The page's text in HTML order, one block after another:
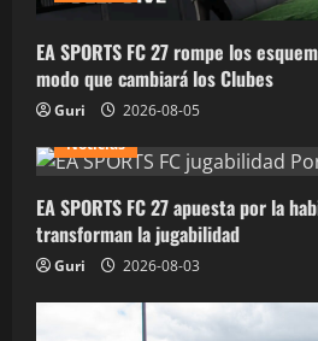
EA SPORTS FC 27 rompe los
modo que cambiará los Clubes
Guri
2026-08-05
Noticias
EA SPORTS FC 27 apuesta por la
transforman la jugabilidad
Guri 2026-08-03